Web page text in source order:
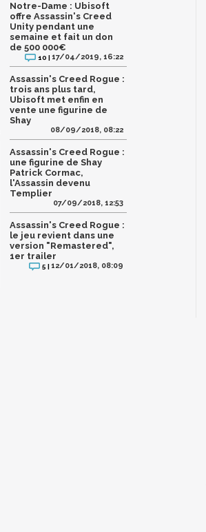
Notre-Dame : Ubisoft
offre Assassin's Creed
Unity pendant une
semaine et fait un don
de 500 000€
10 |17/04/2019, 16:22
Assassin's Creed Rogue :
trois ans plus tard,
Ubisoft met enfin en
vente une figurine de
Shay
08/09/2018, 08:22
Assassin's Creed Rogue :
une figurine de Shay
Patrick Cormac,
l'Assassin devenu
Templier
07/09/2018, 12:53
Assassin's Creed Rogue :
le jeu revient dans une
version "Remastered",
1er trailer
5 |12/01/2018, 08:09